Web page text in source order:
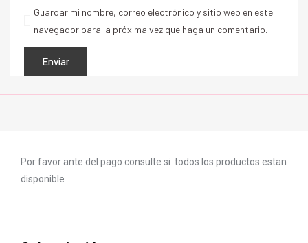
Guardar mi nombre, correo electrónico y sitio web en este
navegador para la próxima vez que haga un comentario.
Por favor ante del pago consulte si todos los productos estan
disponible